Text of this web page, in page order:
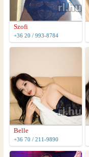
Szofi
+36 20 / 993-8784
Belle
+36 70 / 211-9890